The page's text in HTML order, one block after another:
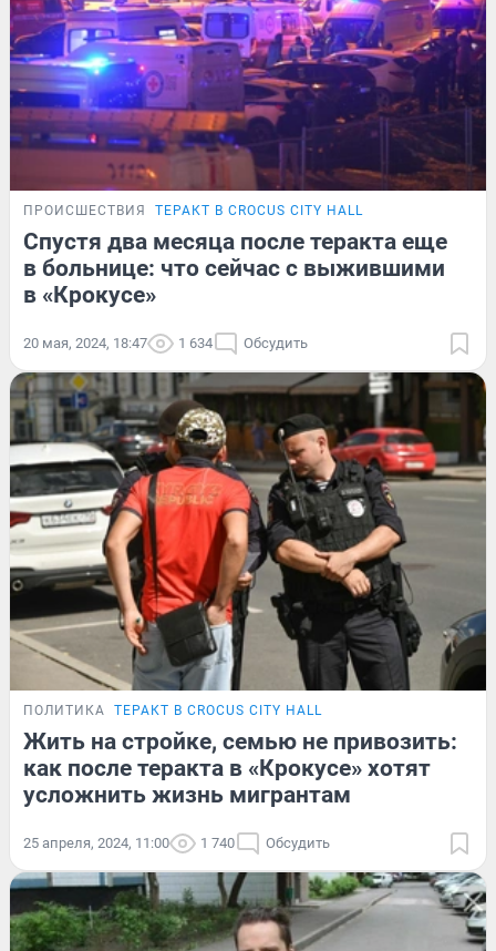
ПРОИСШЕСТВИЯ ТЕРАКТ В CROCUS CITY HALL
Спустя два месяца после теракта еще
в больнице: что сейчас с выжившими
в «Крокусе»
20 мая, 2024, 18:47 1 634 Обсудить
ПОЛИТИКА ТЕРАКТ В CROCUS CITY HALL
Жить на стройке, семью не привозить:
как после теракта в «Крокусе» хотят
усложнить жизнь мигрантам
25 апреля, 2024, 11:00 1 740 Обсудить